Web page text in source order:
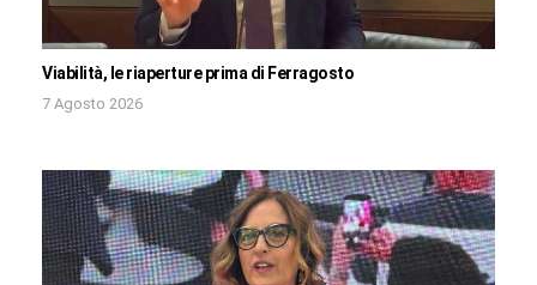
Viabilità, le riaperture prima di Ferragosto
7 Agosto 2026